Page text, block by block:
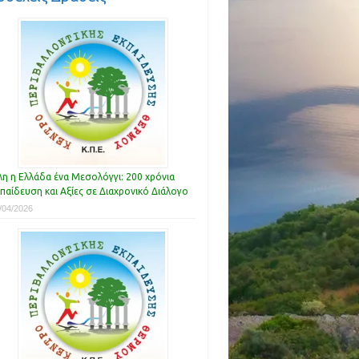
η Ελλάδα ένα Μεσολόγγι: 200 χρόνια
και Αξίες σε Διαχρονικό Διάλογο
04/2026